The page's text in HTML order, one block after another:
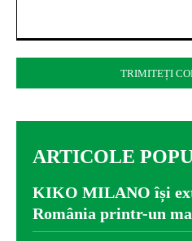
ARTICOLE
KIKO MILANO își
România printr-un